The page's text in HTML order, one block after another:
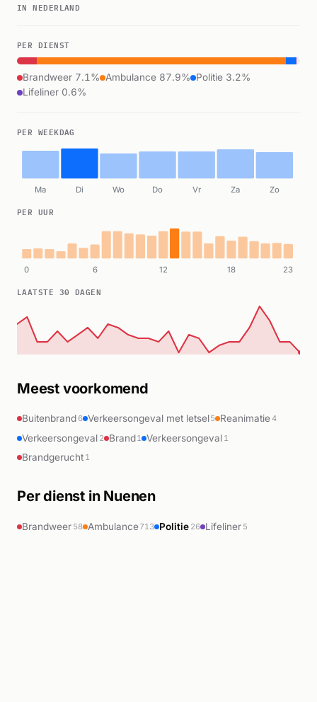
IN NEDERLAND
PER DIENST
Brandweer 7.1% Ambulance 87.9%
Politie 3.2%
Lifeliner 0.6%
PER WEEKDAG
Ma Di Wo Do Vr Za Zo
PER UUR
0 6 12 18 23
LAATSTE 30 DAGEN
Meest voorkomend
Buitenbrand 6 Verkeersongeval met letsel5 Reanimatie4
Verkeersongeval 2 Brand1 Verkeersongeval 1
Brandgerucht 1
Per dienst in Nuenen
Brandweer 58 Ambulance713 Politie 26 Lifeliner 5